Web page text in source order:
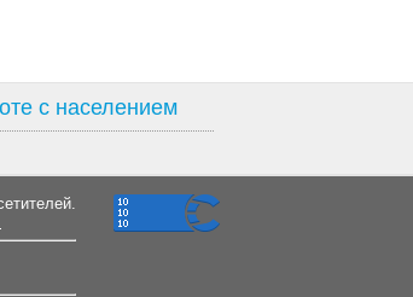
с населением